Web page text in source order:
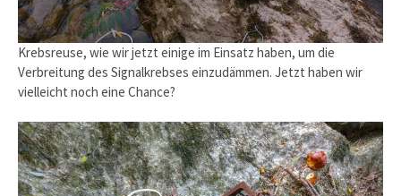
Krebsreuse, wie wir jetzt einige im Einsatz haben, um die
Verbreitung des Signalkrebses einzudämmen. Jetzt haben wir
vielleicht noch eine Chance?